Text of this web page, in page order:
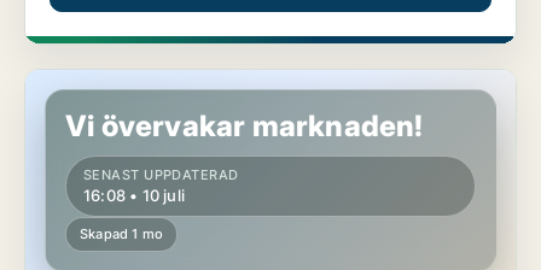
Industrilokal i Uppsala
Vi övervakar marknaden!
SENAST UPPDATERAD
16:08 • 10 juli
Skapad 1 mo